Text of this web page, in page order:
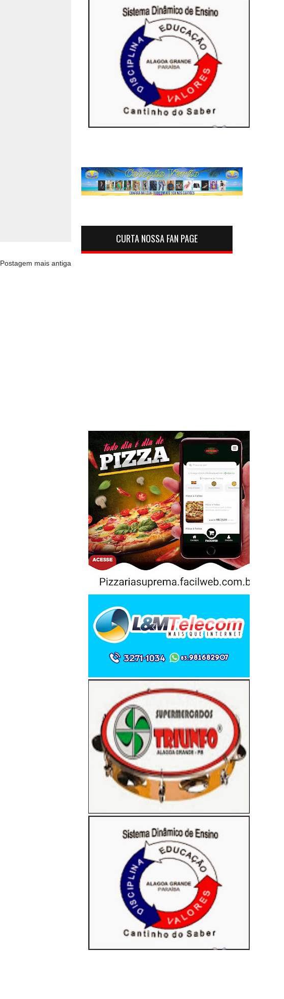
Postagem mais antiga
CURTA NOSSA FAN PAGE